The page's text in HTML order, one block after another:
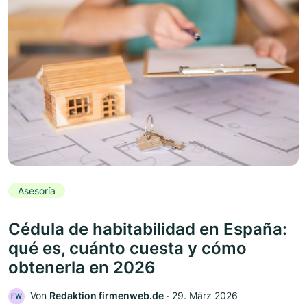
Asesoría
Cédula de habitabilidad en España:
qué es, cuánto cuesta y cómo
obtenerla en 2026
FW Von Redaktion firmenweb.de ‧ 29. März 2026